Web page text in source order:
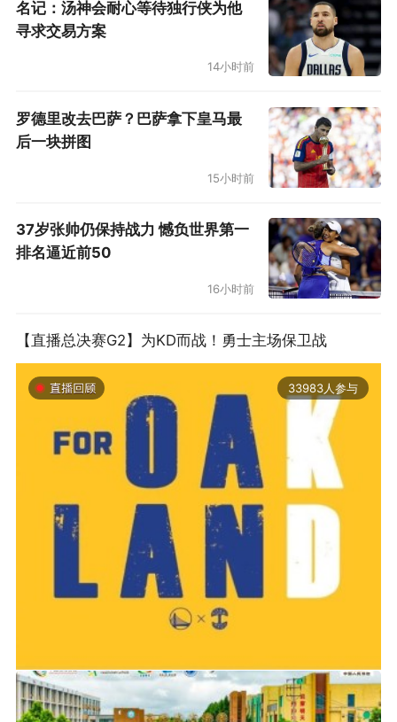
名记：汤神会耐心等待独行侠为他
寻求交易方案
14小时前
罗德里改去巴萨？巴萨拿下皇马最
后一块拼图
15小时前
37岁张帅仍保持战力 憾负世界第一
排名逼近前50
16小时前
【直播总决赛G2】为KD而战！勇士主场保卫战
33983人参与
2019-06-14 01:03